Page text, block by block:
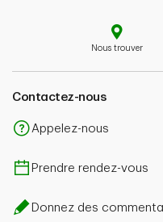
Nous trouver
Contactez-nous
Appelez-nous
Prendre rendez-vous
Donnez des